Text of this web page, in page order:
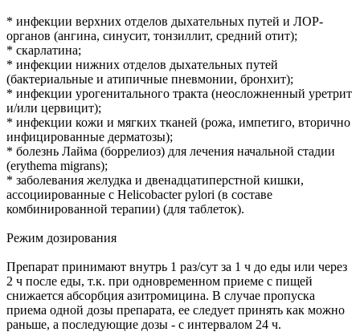
* инфекции верхних отделов дыхательных путей и ЛОР-
органов (ангина, синусит, тонзиллит, средний отит);
* скарлатина;
* инфекции нижних отделов дыхательных путей
(бактериальные и атипичные пневмонии, бронхит);
* инфекции урогенитального тракта (неосложненный уретрит
и/или цервицит);
* инфекции кожи и мягких тканей (рожа, импетиго, вторично
инфицированные дерматозы);
* болезнь Лайма (боррелиоз) для лечения начальной стадии
(erythema migrans);
* заболевания желудка и двенадцатиперстной кишки,
ассоциированные с Helicobacter pylori (в составе
комбинированной терапии) (для таблеток).
Режим дозирования
Препарат принимают внутрь 1 раз/сут за 1 ч до еды или через
2 ч после еды, т.к. при одновременном приеме с пищей
снижается абсорбция азитромицина. В случае пропуска
приема одной дозы препарата, ее следует принять как можно
раньше, а последующие дозы - с интервалом 24 ч.